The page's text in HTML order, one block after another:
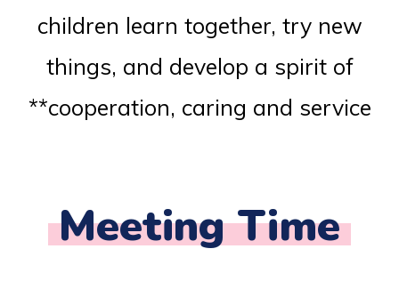
children learn together, try new
things, and develop a spirit of
**cooperation, caring and service
Meeting Time